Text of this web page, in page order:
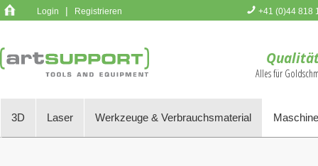
Login | Registrieren +41 (0)44 818
Alles für
3D Laser Werkzeuge & Verbrauchsmaterial